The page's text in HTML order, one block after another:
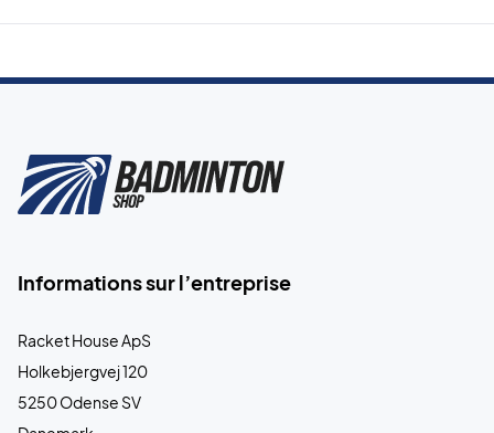
Informations sur l’entreprise
Racket House ApS
Holkebjergvej 120
5250 Odense SV